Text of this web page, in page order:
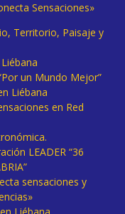
Sensaciones»
Territorio, Paisaje y
un Mundo Mejor”
Liébana
en Red
LEADER “36
sensaciones y